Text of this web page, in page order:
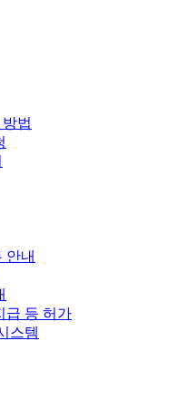
법
안내
급 등 허가
스템